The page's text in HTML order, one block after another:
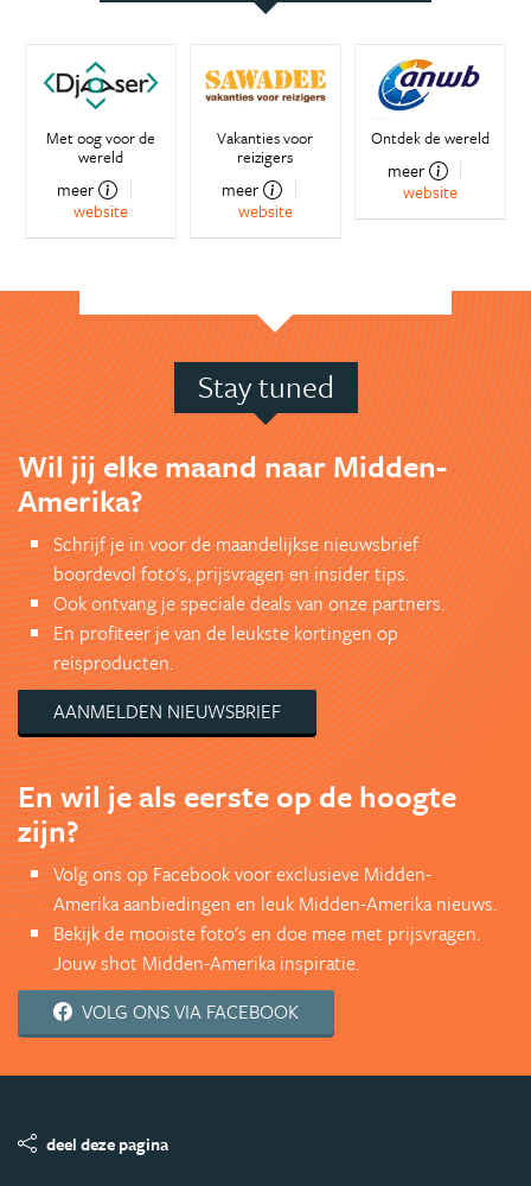
Met oog voor de
wereld
meer
website
Vakanties voor
reizigers
meer
website
Ontdek de wereld
meer
website
Stay tuned
Wil jij elke maand naar Midden-
Amerika?
Schrijf je in voor de maandelijkse nieuwsbrief
boordevol foto's, prijsvragen en insider tips.
Ook ontvang je speciale deals van onze partners.
En profiteer je van de leukste kortingen op
reisproducten.
AANMELDEN NIEUWSBRIEF
En wil je als eerste op de hoogte
zijn?
Volg ons op Facebook voor exclusieve Midden-
Amerika aanbiedingen en leuk Midden-Amerika nieuws.
Bekijk de mooiste foto's en doe mee met prijsvragen.
Jouw shot Midden-Amerika inspiratie.
VOLG ONS VIA FACEBOOK
deel deze pagina